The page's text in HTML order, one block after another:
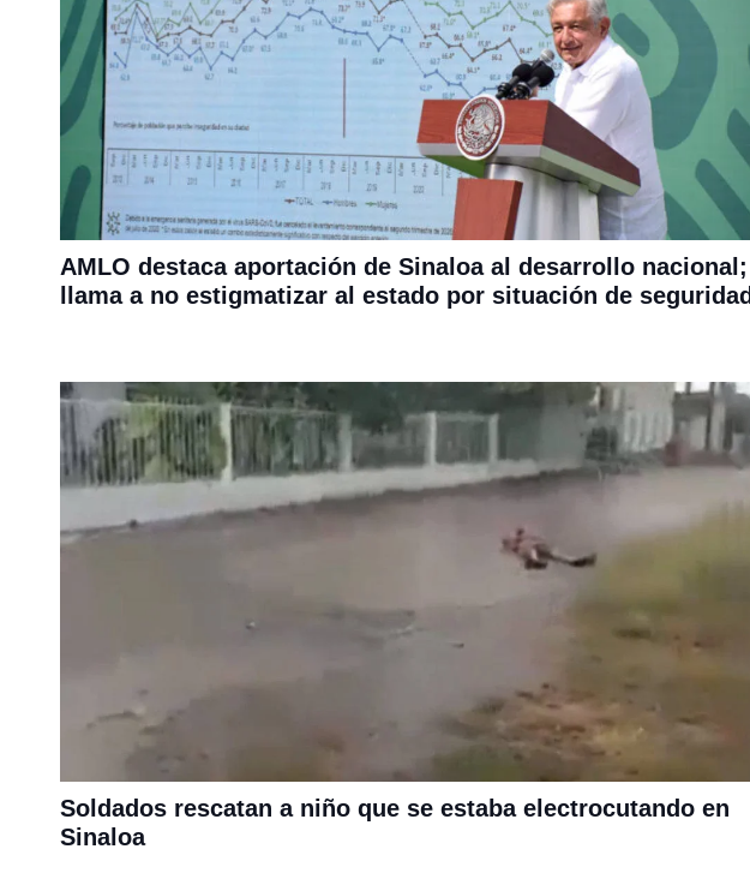
AMLO destaca aportación de Sinaloa al desarrollo nacional;
llama a no estigmatizar al estado por situación de seguridad
Soldados rescatan a niño que se estaba electrocutando en
Sinaloa